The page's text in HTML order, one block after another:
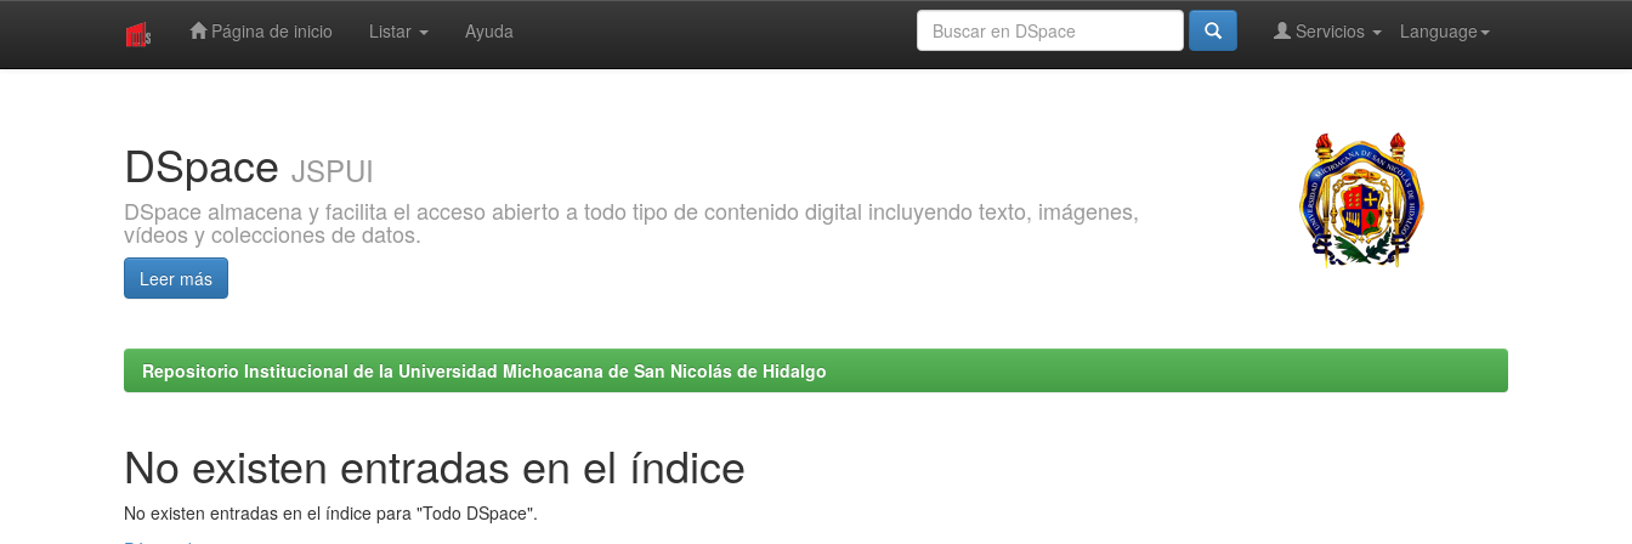
Página de inicio Listar Ayuda Language
Servicios
DSpace JSPUI
DSpace almacena y facilita el acceso abierto a todo tipo de contenido digital incluyendo texto, imágenes,
vídeos y colecciones de datos.
Leer más
Repositorio Institucional de la Universidad Michoacana de San Nicolás de Hidalgo
No existen entradas en el índice
No existen entradas en el índice para "Todo DSpace".